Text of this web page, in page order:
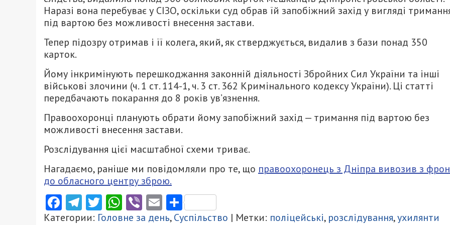
Наразі вона перебуває у СІЗО, оскільки суд обрав їй запобіжний захід у вигляді
під вартою без можливості внесення застави.
Тепер підозру отримав і її колега, який, як стверджується, видалив з бази понад 350
карток.
Йому інкримінують перешкоджання законній діяльності Збройних Сил України та інші
військові злочини (ч. 1 ст. 114-1, ч. 3 ст. 362 Кримінального кодексу України). Ці статті
передбачають покарання до 8 років ув’язнення.
Правоохоронці планують обрати йому запобіжний захід — тримання під вартою без
можливості внесення застави.
Розслідування цієї масштабної схеми триває.
Нагадаємо, раніше ми повідомляли про те, що правоохоронець з Дніпра вивозив з
до обласного центру зброю.
Facebook
Telegram
Twitter
WhatsApp
ViberEmailПоділитися
Категории: Головне за день,Суспільство | Метки: поліцейські, розслідування,ухилянти